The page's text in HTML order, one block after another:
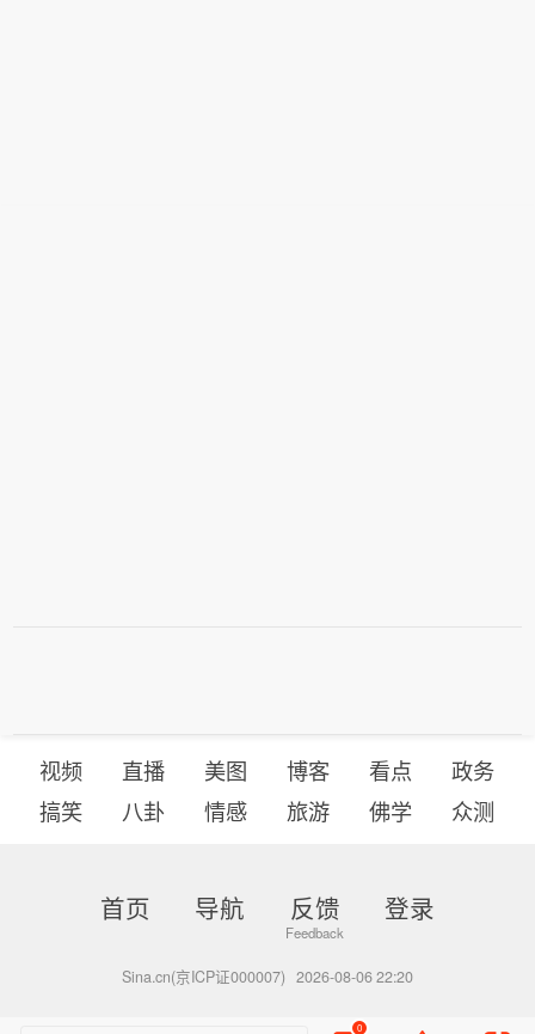
视频 直播 美图 博客 看点
政务
搞笑
八卦 情感 旅游 佛学 众测
首页 导航 反馈 登录
Sina.cn(京ICP证000007) 2026-08-06 22:20
0